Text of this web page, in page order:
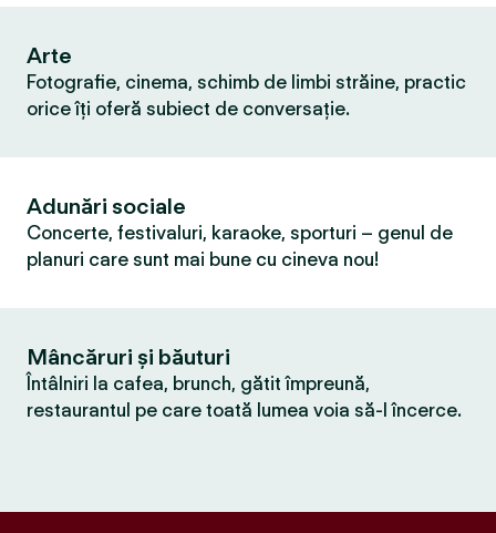
Arte
Fotografie, cinema, schimb de limbi străine, practic
orice îți oferă subiect de conversație.
Adunări sociale
Concerte, festivaluri, karaoke, sporturi – genul de
planuri care sunt mai bune cu cineva nou!
Mâncăruri și băuturi
Întâlniri la cafea, brunch, gătit împreună,
restaurantul pe care toată lumea voia să-l încerce.